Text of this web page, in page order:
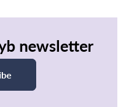
newsletter